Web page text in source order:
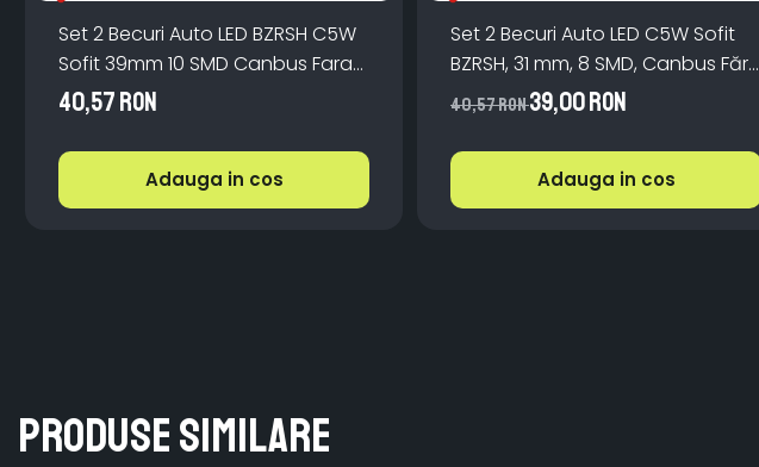
Set 2 Becuri Auto LED BZRSH C5W
Sofit 39mm 10 SMD Canbus Fara
Eroare
40,57 RON
Adauga in cos
Set 2 Becuri Auto LED C5W Sofit
BZRSH, 31 mm, 8 SMD, Canbus Fără
Eroare de Bec Ars
40,57 RON39,00 RON
Adauga in cos
Produse similare